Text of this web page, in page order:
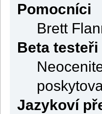
Pomocníci
Brett
Beta testeři
Jazykoví